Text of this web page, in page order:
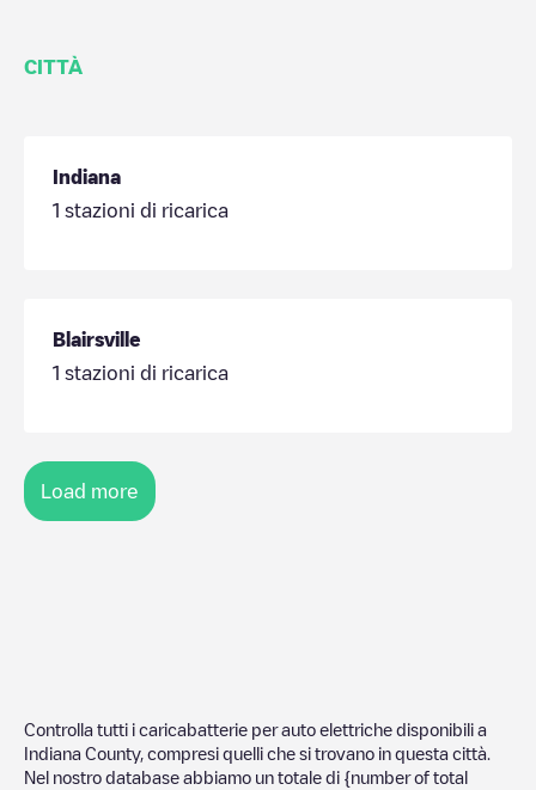
CITTÀ
Indiana
1 stazioni di ricarica
Blairsville
1 stazioni di ricarica
Load more
Controlla tutti i caricabatterie per auto elettriche disponibili a
Indiana County, compresi quelli che si trovano in questa città.
Nel nostro database abbiamo un totale di {number of total